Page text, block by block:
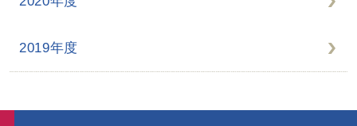
2019年度